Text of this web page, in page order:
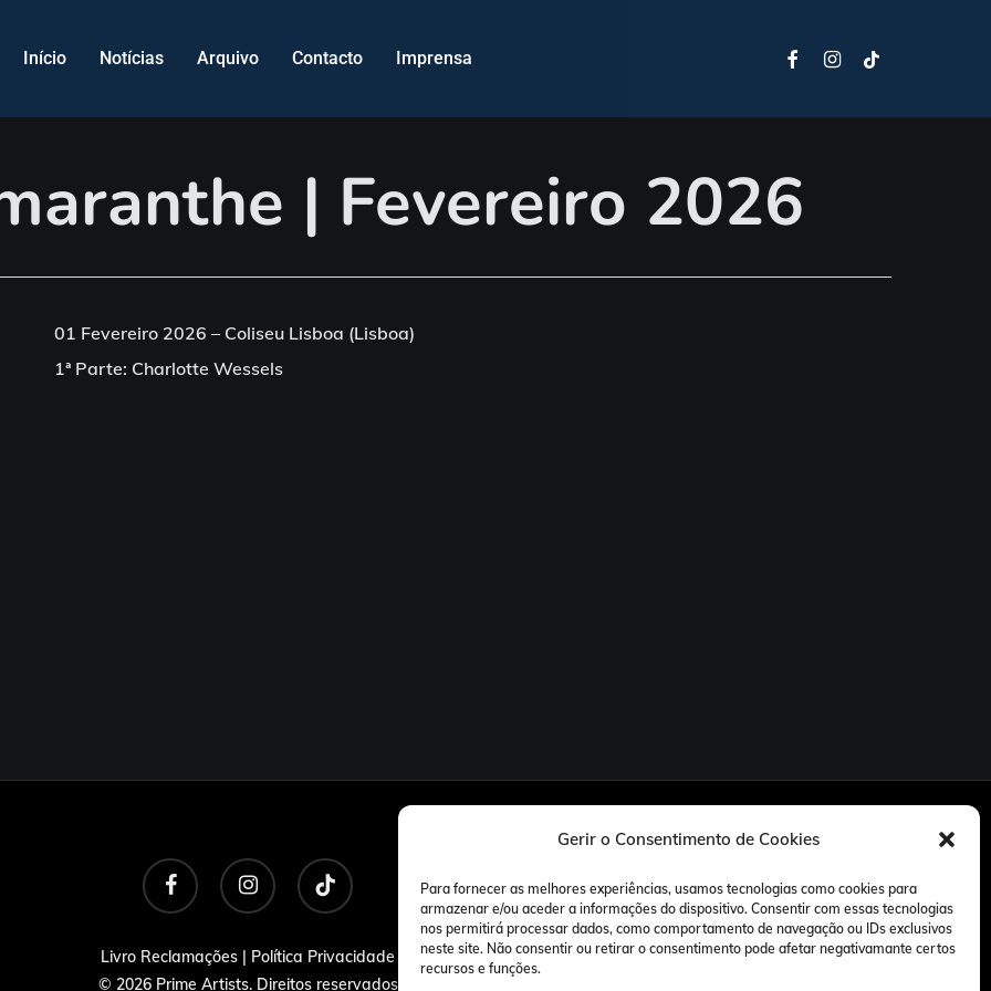
Gerir o Consentimento de Cookies
Para fornecer as melhores experiências, usamos tecnologias como cookies para
armazenar e/ou aceder a informações do dispositivo. Consentir com essas tecnologias
nos permitirá processar dados, como comportamento de navegação ou IDs exclusivos
neste site. Não consentir ou retirar o consentimento pode afetar negativamante certos
recursos e funções.
Início Notícias Arquivo Contacto Imprensa FacebookInstagram
Tiktok
| Fevereiro 2026
01 Fevereiro 2026 – Coliseu Lisboa (Lisboa)
1ª Parte: Charlotte Wessels
facebook instagram tiktok
Livro Reclamações | Política Privacidade
© 2026 Prime Artists. Direitos reservados